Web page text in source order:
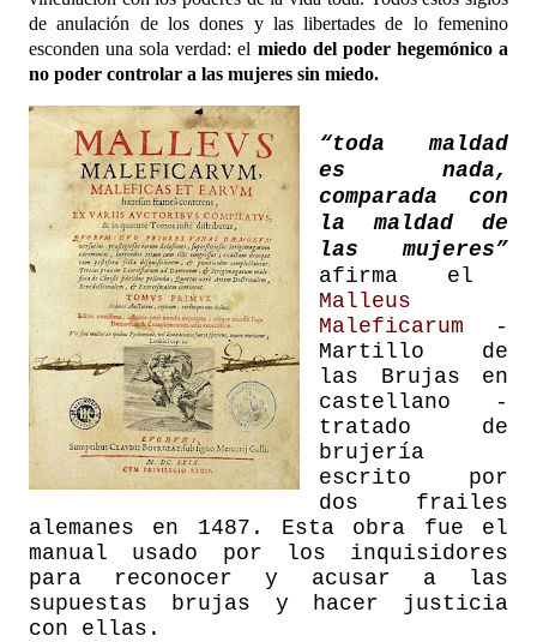
de anulación de los dones y las libertades de lo femenino
esconden una sola verdad: el miedo del poder hegemónico a
no poder controlar a las mujeres sin miedo.
“toda maldad
es nada,
comparada con
la maldad de
las mujeres”
afirma el
Malleus
Maleficarum
-
Martillo de
las Brujas en
castellano -
tratado de
brujería
escrito por
dos frailes
alemanes en 1487. Esta obra fue el
manual usado por los inquisidores
para reconocer y acusar a las
supuestas brujas y hacer justicia
con ellas.